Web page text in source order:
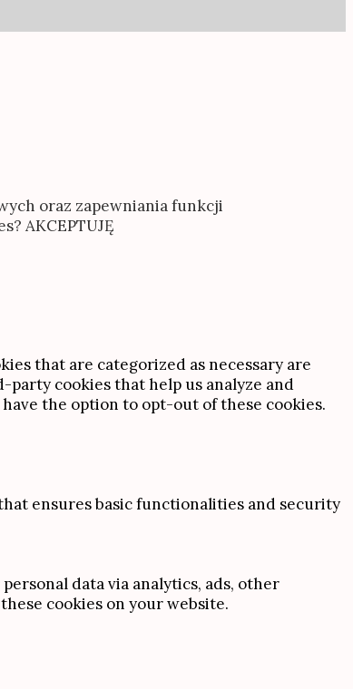
oraz zapewniania funkcji
AKCEPTUJĘ
that are categorized as necessary are
cookies that help us analyze and
the option to opt-out of these cookies.
ensures basic functionalities and security
data via analytics, ads, other
cookies on your website.